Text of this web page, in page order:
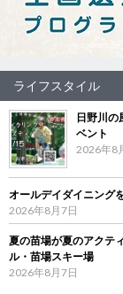
ライフスタイル
日野川
ベント
2026年8
オールデイダイニング
2026年8月7日
夏の苗場が夏のアクテ
ル・苗場スキー場
2026年8月7日